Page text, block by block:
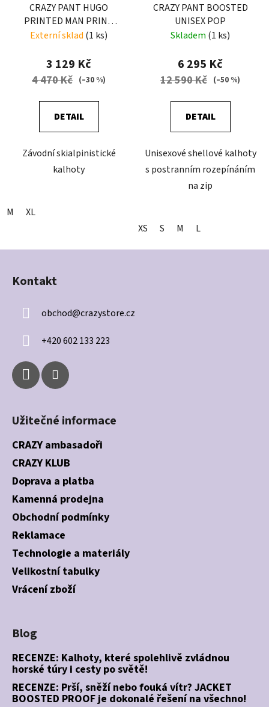
CRAZY PANT HUGO
PRINTED MAN PRINT
LIGHT JEANS
Externí sklad (1 ks)
3 129 Kč
4 470 Kč (–30 %)
DETAIL
Závodní skialpinistické
kalhoty
M XL
CRAZY PANT BOOSTED
UNISEX POP
Skladem (1 ks)
6 295 Kč
12 590 Kč (–50 %)
DETAIL
Unisexové shellové kalhoty
s postranním rozepínáním
na zip
XS S M L
Z
Kontakt
obchod@crazystore.cz
+420 602 133 223
Užitečné informace
CRAZY ambasadoři
CRAZY KLUB
Doprava a platba
Kamenná prodejna
Obchodní podmínky
Reklamace
Technologie a materiály
Velikostní tabulky
Vrácení zboží
Blog
RECENZE: Kalhoty, které spolehlivě zvládnou
horské túry i cesty po světě!
RECENZE: Prší, sněží nebo fouká vítr? JACKET
BOOSTED PROOF je dokonalé řešení na všechno!